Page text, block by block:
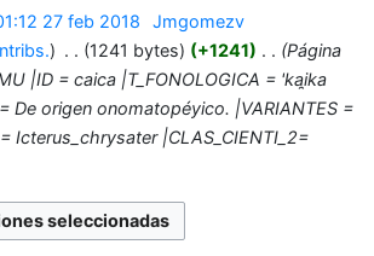
27 feb 2018
Jmgomezv
1241 bytes +1241
Página
|ID = caica |T_FONOLOGICA = 'kai̯ka
De origen onomatopéyico. |VARIANTES =
Icterus_chrysater |CLAS_CIENTI_2=